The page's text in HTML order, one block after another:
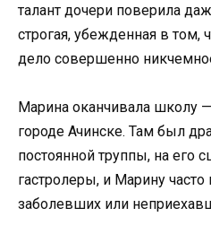
талант дочери поверила
строгая, убежденная в том,
дело совершенно
Марина оканчивала школу
городе Ачинске. Там был
постоянной труппы, на его
гастролеры, и Марину
заболевших или